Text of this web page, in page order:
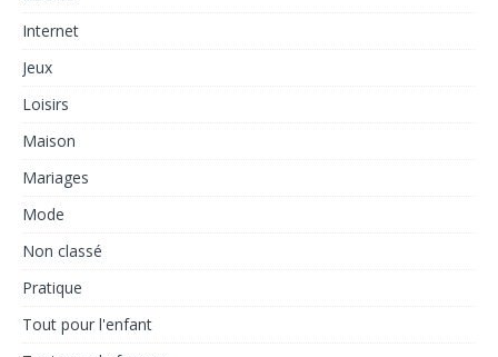
Internet
Jeux
Loisirs
Maison
Mariages
Mode
Non classé
Pratique
Tout pour l'enfant